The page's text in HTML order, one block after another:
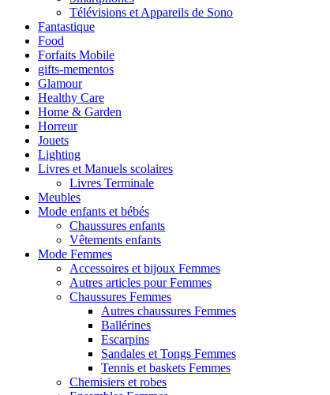
Télévisions et Appareils de Sono
Fantastique
Food
Forfaits Mobile
gifts-mementos
Glamour
Healthy Care
Home & Garden
Horreur
Jouets
Lighting
Livres et Manuels scolaires
Livres Terminale
Meubles
Mode enfants et bébés
Chaussures enfants
Vêtements enfants
Mode Femmes
Accessoires et bijoux Femmes
Autres articles pour Femmes
Chaussures Femmes
Autres chaussures Femmes
Ballérines
Escarpins
Sandales et Tongs Femmes
Tennis et baskets Femmes
Chemisiers et robes